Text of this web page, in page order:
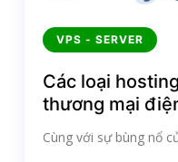
VPS - SERVER
Các loại
thương mại
Cùng với sự bùng nổ